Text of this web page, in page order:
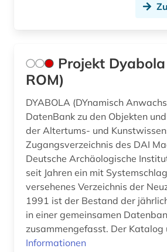
Projekt
ROM)
DYABOLA (DYnamisch
DatenBank zu den Objekten
der Altertums- und
Zugangsverzeichnis des DAI
Deutsche Archäologische
seit Jahren ein mit
versehenes Verzeichnis der
1991 ist der Bestand der
in einer gemeinsamen
zusammengefasst. Der Katalog
Informationen